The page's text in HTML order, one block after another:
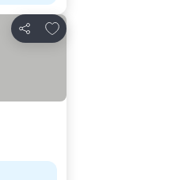
Del
Føj til favoritter